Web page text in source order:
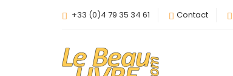
+33 (0)4 79 35 34 61 Contact